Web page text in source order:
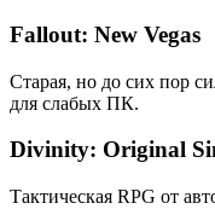
Fallout: New Vegas
Старая, но до сих пор
для слабых ПК.
Divinity: Original
Тактическая RPG от